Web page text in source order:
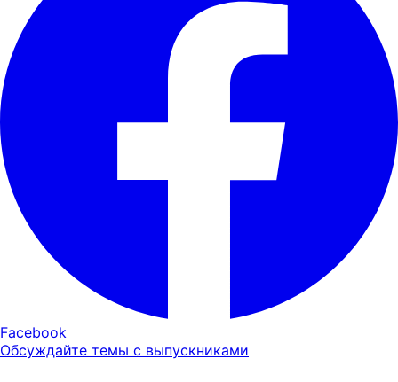
Facebook
Обсуждайте темы с выпускниками